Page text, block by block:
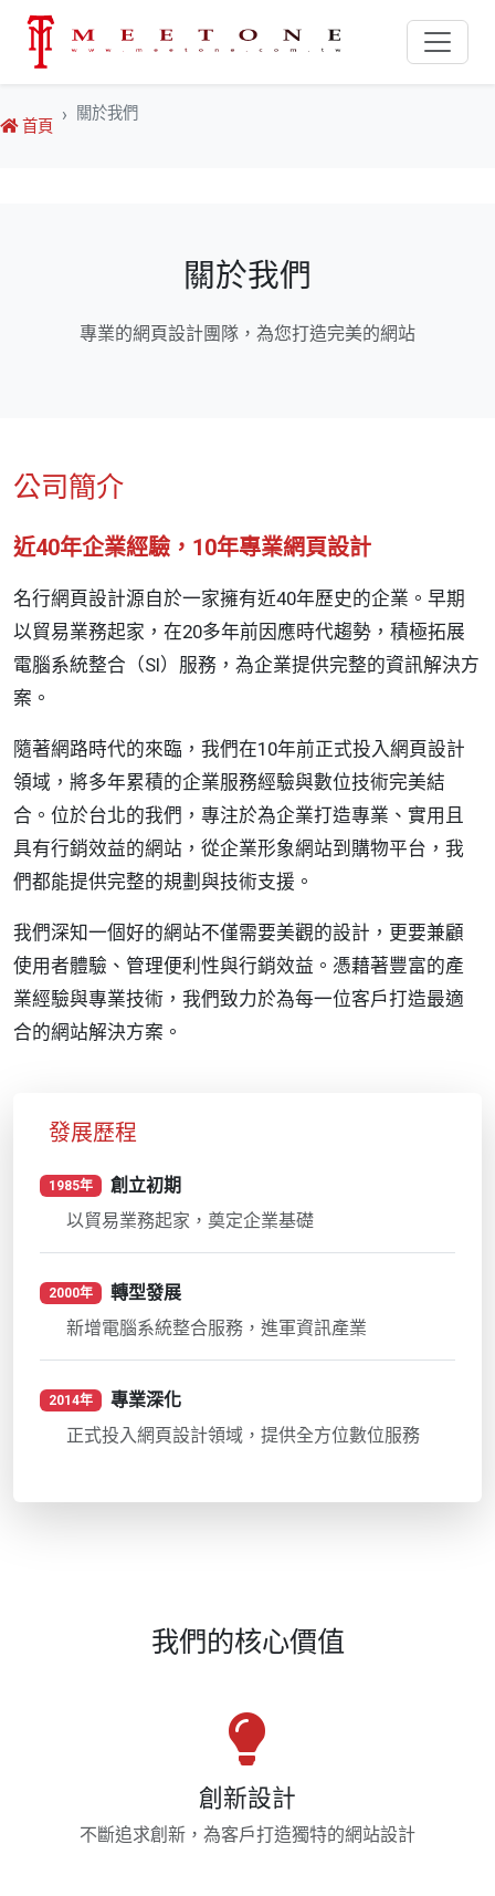
首頁
關於我們
關於我們
專業的網頁設計團隊，為您打造完美的網站
公司簡介
近40年企業經驗，10年專業網頁設計
名行網頁設計源自於一家擁有近40年歷史的企業。早期
以貿易業務起家，在20多年前因應時代趨勢，積極拓展
電腦系統整合（SI）服務，為企業提供完整的資訊解決方
案。
隨著網路時代的來臨，我們在10年前正式投入網頁設計
領域，將多年累積的企業服務經驗與數位技術完美結
合。位於台北的我們，專注於為企業打造專業、實用且
具有行銷效益的網站，從企業形象網站到購物平台，我
們都能提供完整的規劃與技術支援。
我們深知一個好的網站不僅需要美觀的設計，更要兼顧
使用者體驗、管理便利性與行銷效益。憑藉著豐富的產
業經驗與專業技術，我們致力於為每一位客戶打造最適
合的網站解決方案。
發展歷程
1985年
創立初期
以貿易業務起家，奠定企業基礎
2000年
轉型發展
新增電腦系統整合服務，進軍資訊產業
2014年
專業深化
正式投入網頁設計領域，提供全方位數位服務
我們的核心價值
創新設計
不斷追求創新，為客戶打造獨特的網站設計